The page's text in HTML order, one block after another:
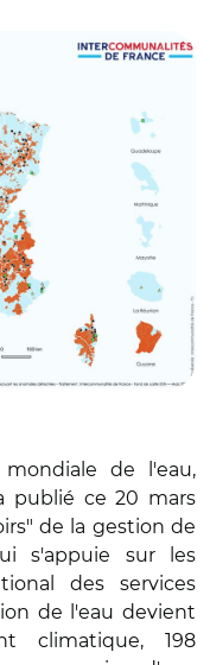
de l'eau,
publié ce 20 mars
de la gestion de
s'appuie sur les
des services
de l'eau devient
climatique, 198